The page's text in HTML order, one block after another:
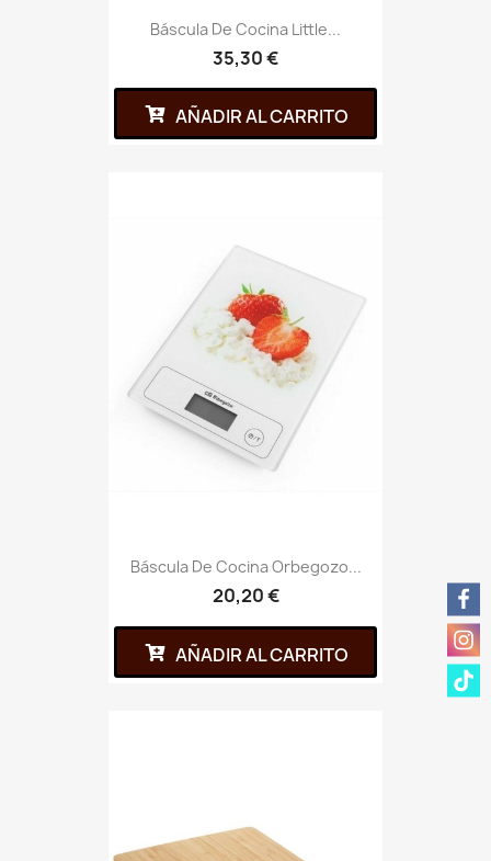
Báscula De Cocina Little...
35,30 €
AÑADIR AL CARRITO
Báscula De Cocina Orbegozo...
20,20 €
AÑADIR AL CARRITO